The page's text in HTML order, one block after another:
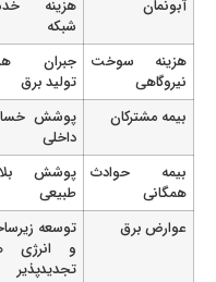
آبونمان
هزینه خدمات
شبکه
هزینه سوخت
نیروگاهی
جبران هزینه
تولید برق
بیمه مشترکان
پوشش خسارات
داخلی
بیمه حوادث
همگانی
پوشش بلایای
طبیعی
عوارض برق
توسعه زیرساخت
و انرژی های
تجدیدپذیر